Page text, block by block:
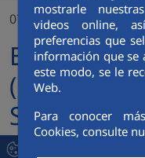
mostrarle
videos online,
preferencias que
información que se
este modo, se le
Web.
Para conocer
Cookies, consulte
07/03/2024
El
(Florida)
Servicios
un nuevo